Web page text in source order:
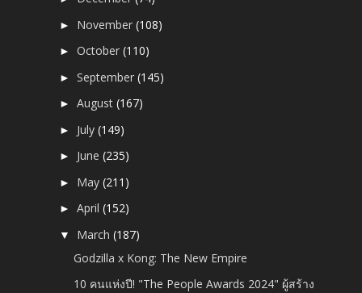
► November(108)
►October(110)
►September(145)
►August(167)
► July(149)
► June(235)
► May(211)
►April(152)
▼ March(187)
Godzilla x Kong: The New Empire
10 คนแห่งปี! "The People Awards 2024" ผู้สร้าง